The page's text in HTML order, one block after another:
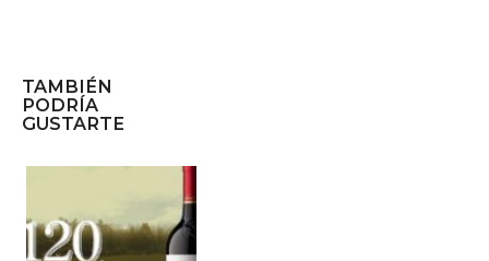
TAMBIÉN
PODRÍA
GUSTARTE